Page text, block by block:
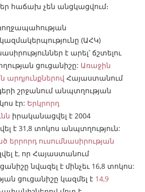
հաճախ չեն անցկացվում։
(ԱՀԿ)
է արել՝ ճշտելու
ցուցանիշը: Առաջին
արդյունքներով Հայաստանում
շրջանում անպտղության
էր: Երկրորդ
իրականացվել է 2004
է 31,8 տոկոս անպտղություն:
երրորդ ուսումնասիրության
է, որ Հայաստանում
նվազել է մինչեւ 16,8 տոկոս:
ցուցանիշը կազմել է 14,9